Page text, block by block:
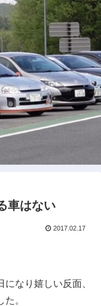
車はない
2017.02.17
なり嬉しい反面、
。